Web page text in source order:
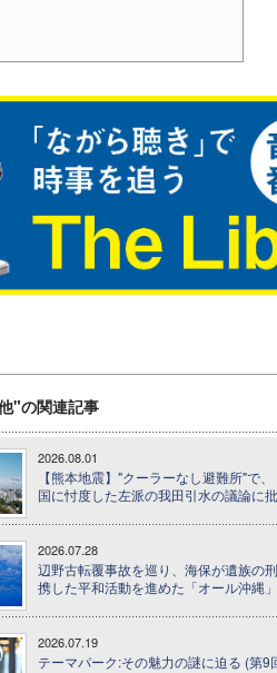
"の関連記事
2026.08.01
【熊本地震】"クーラーなし避難所"で
国に忖度した左派の我田引水の議論に
2026.07.28
辺野古転覆事故を巡り、海保が遺族の
携した平和活動を進めた「オール沖縄
2026.07.19
テーマパーク:その魅力の謎に迫る (第9